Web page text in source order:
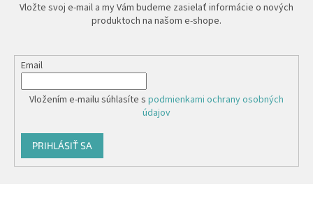
Vložte svoj e-mail a my Vám budeme zasielať informácie o nových
produktoch na našom e-shope.
Email
Vložením e-mailu súhlasíte s podmienkami ochrany osobných
údajov
PRIHLÁSIŤ SA